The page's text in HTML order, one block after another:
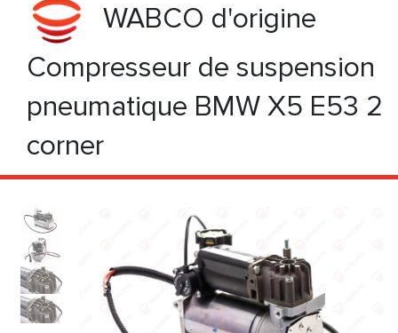
WABCO d'origine
Compresseur de suspension
pneumatique BMW X5 E53 2
corner